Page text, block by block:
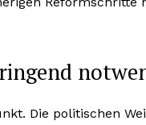
Die politischen